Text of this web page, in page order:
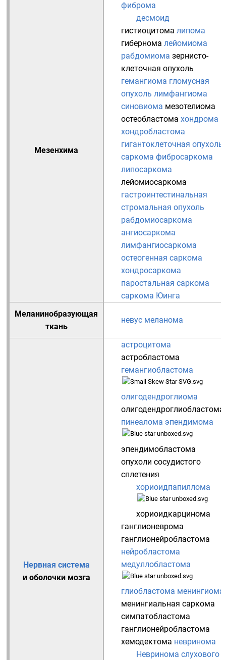
Мезенхима
фиброма
десмоид
гистиоцитома липома
гибернома лейомиома
рабдомиома зернисто-
клеточная опухоль
гемангиома гломусная
опухоль лимфангиома
синовиома мезотелиома
остеобластома хондрома
хондробластома
гигантоклеточная опухоль
саркома фибросаркома
липосаркома
лейомиосаркома
гастроинтестинальная
стромальная опухоль
рабдомиосаркома
ангиосаркома
лимфангиосаркома
остеогенная саркома
хондросаркома
паростальная саркома
саркома Юинга
Меланинобразующая
ткань
невус меланома
Нервная система
и оболочки мозга
астроцитома
астробластома
гемангиобластома
олигодендроглиома
олигодендроглиобластома
пинеалома эпендимома
эпендимобластома
опухоли сосудистого
сплетения
хориоидпапиллома
хориоидкарцинома
ганглионеврома
ганглионейробластома
нейробластома
медуллобластома
глиобластома менингиома
менингиальная саркома
симпатобластома
ганглионейробластома
хемодектома невринома
Невринома слухового